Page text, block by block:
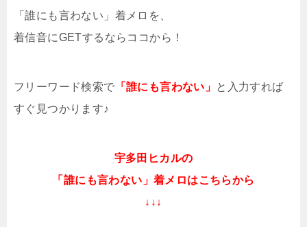
「誰にも言わない」着メロを、
着信音にGETするならココから！
フリーワード検索で 「誰にも言わない」 と入力すれば
すぐ見つかります♪
宇多田ヒカルの
「誰にも言わない」着メロはこちらから
↓↓↓